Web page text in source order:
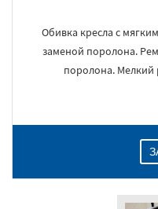
Обивка кресла с
заменой поролона.
поролона. Мелкий